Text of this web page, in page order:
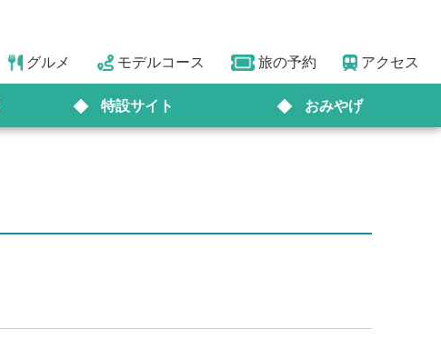
グルメ モデルコース 旅の予約 アクセス
特設サイト おみやげ